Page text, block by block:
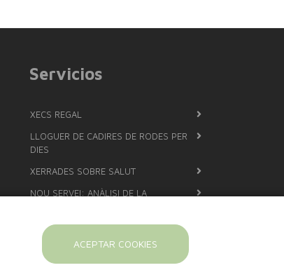
Servicios
XECS REGAL
LLOGUER DE CADIRES DE RODES PER
DIES
XERRADES SOBRE SALUT
NOU SERVEI: ANÀLISI DE LA
ANÀLISI AMB EL SISTEMA COBAS
DETERMINACIÓ DEL GRUP SANGUINI
ACEPTAR COOKIES